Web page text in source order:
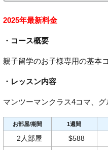
2025年最新料金
・コース概要
親子留学のお子様専用の基本
・レッスン内容
マンツーマンクラス4コマ、
お部屋/期間 1週間
2人部屋 $588